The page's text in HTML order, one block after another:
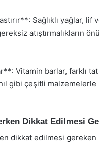
Sağlıklı yağlar,
atıştırmalıkların
Vitamin barlar, farklı
gibi çeşitli
Dikkat Edilmesi
dikkat edilmesi gereken